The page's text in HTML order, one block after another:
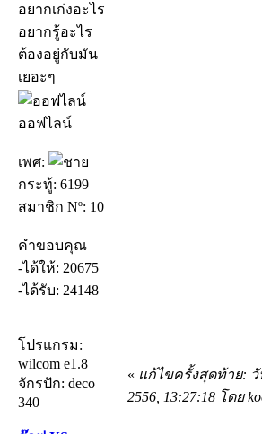
อยากเก่งอะไร
อยากรู้อะไร
ต้องอยู่กับมัน
เยอะๆ
ออฟไลน์
เพศ:
กระทู้: 6199
สมาชิก Nº: 10
คำขอบคุณ
-ได้ให้: 20675
-ได้รับ: 24148
โปรแกรม:
wilcom e1.8
จักรปัก: deco
340
« แก้ไขครั้งสุดท้าย:
2556, 13:27:18 โดย